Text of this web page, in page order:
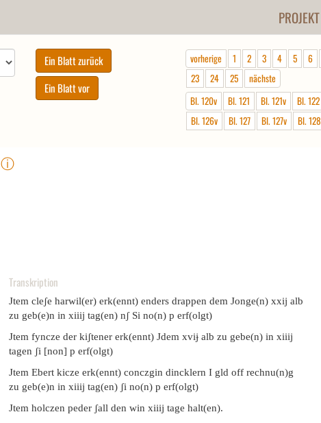
PROJEKT
vorherige 1 2 3 4 5 6
23
24 25
nächste
Bl. 120v
Bl. 121 Bl. 121v Bl. 122
Bl. 126v
Bl. 127 Bl. 127v Bl. 128
ⓘ
Transkription
Jtem cleʃe harwil(er) erk(ennt) enders drappen dem Jonge(n) xxij alb
zu geb(e)n in xiiij tag(en) nʃ Si no(n) p erf(olgt)
Jtem fyncze der kiʃtener erk(ennt) Jdem xviɉ alb zu gebe(n) in xiiij
tagen ʃi [non] p erf(olgt)
Jtem Ebert kicze erk(ennt) conczgin dincklern I gld off rechnu(n)g
zu geb(e)n in xiiij tag(en) ʃi no(n) p erf(olgt)
Jtem holczen peder ʃall den win xiiij tage halt(en).